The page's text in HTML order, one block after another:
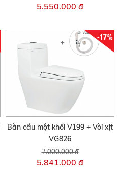
5.550.000 đ
-17%
Bàn cầu một khối V199 + Vòi xịt
VG826
7.000.000 đ
5.841.000 đ